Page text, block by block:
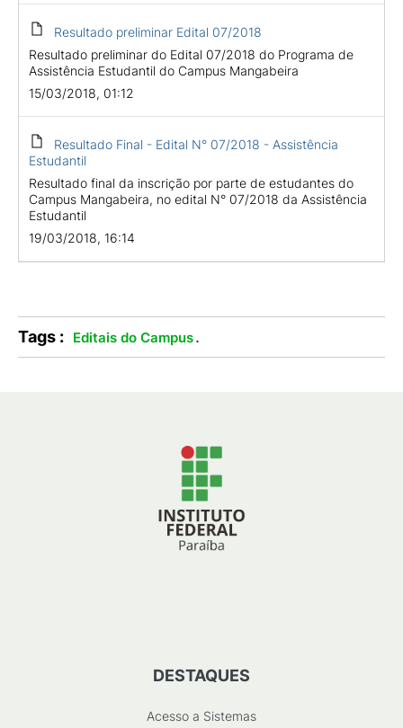
Resultado preliminar Edital 07/2018
Resultado preliminar do Edital 07/2018 do Programa de
Assistência Estudantil do Campus Mangabeira
15/03/2018, 01:12
Resultado Final - Edital N° 07/2018 - Assistência
Estudantil
Resultado final da inscrição por parte de estudantes do
Campus Mangabeira, no edital N° 07/2018 da Assistência
Estudantil
19/03/2018, 16:14
Tags : Editais do Campus.
DESTAQUES
Acesso a Sistemas